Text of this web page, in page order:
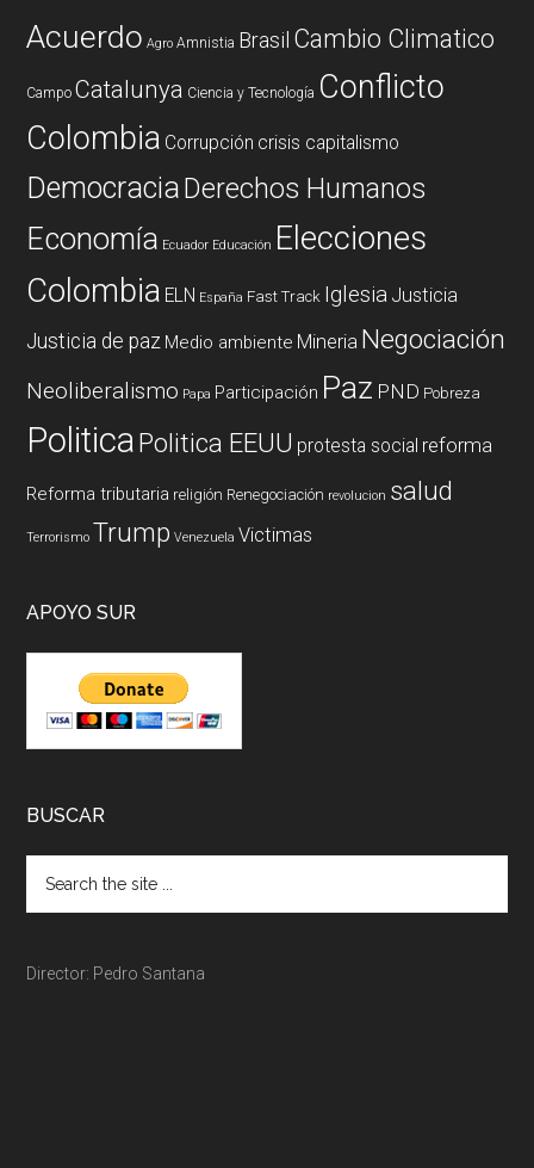
Acuerdo Agro Amnistia Brasil Cambio Climatico
Campo Catalunya Ciencia y Tecnología Conflicto
Colombia Corrupción crisis capitalismo
DemocraciaDerechos Humanos
Economía Ecuador Educación Elecciones
Colombia ELN España Fast Track Iglesia Justicia
Justicia de paz Medio ambiente Mineria Negociación
Neoliberalismo Papa Participación Paz PND Pobreza
PoliticaPolitica EEUU protesta social reforma
Reforma tributaria religión Renegociación revolucion salud
Terrorismo Trump Venezuela Victimas
APOYO SUR
BUSCAR
Director: Pedro Santana